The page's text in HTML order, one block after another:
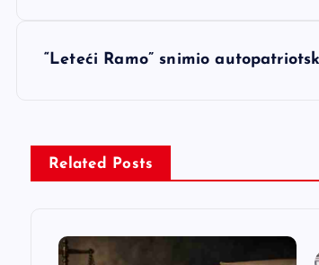
g
a
“Leteći Ramo” snimio
Related Posts